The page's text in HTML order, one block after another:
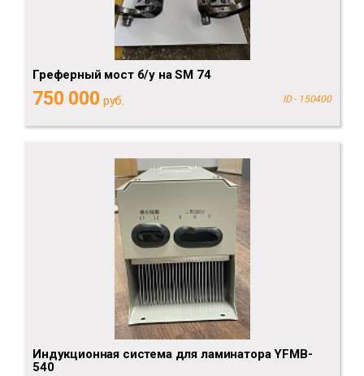
Греферный мост б/у на SM 74
750 000 руб. ID - 150400
Индукционная система для ламинатора YFMB-
540